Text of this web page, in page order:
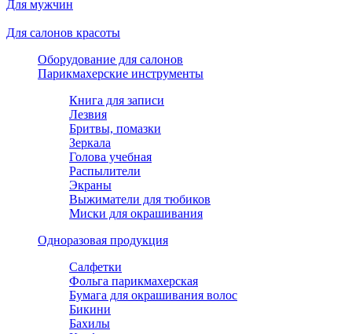
Для мужчин
Для салонов красоты
Оборудование для салонов
Парикмахерские инструменты
Книга для записи
Лезвия
Бритвы, помазки
Зеркала
Голова учебная
Распылители
Экраны
Выжиматели для тюбиков
Миски для окрашивания
Одноразовая продукция
Салфетки
Фольга парикмахерская
Бумага для окрашивания волос
Бикини
Бахилы